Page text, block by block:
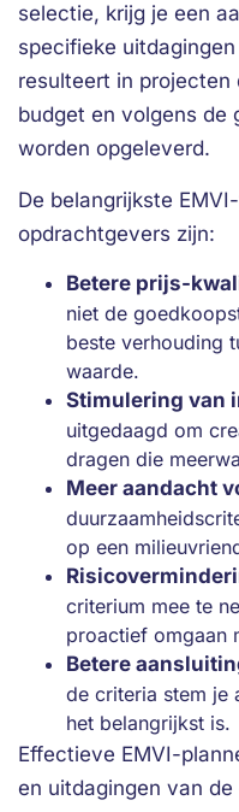
selectie, krijg je een
specifieke
resulteert in projecten
budget en volgens de
worden opgeleverd.
De belangrijkste
opdrachtgevers zijn:
Betere prijs-
niet de
beste verhouding
waarde.
Stimulering van
uitgedaagd om
dragen die
Meer aandacht
op een
criterium mee te
proactief omgaan
Betere
de criteria stem
het belangrijkst is.
Effectieve EMVI-
en uitdagingen van